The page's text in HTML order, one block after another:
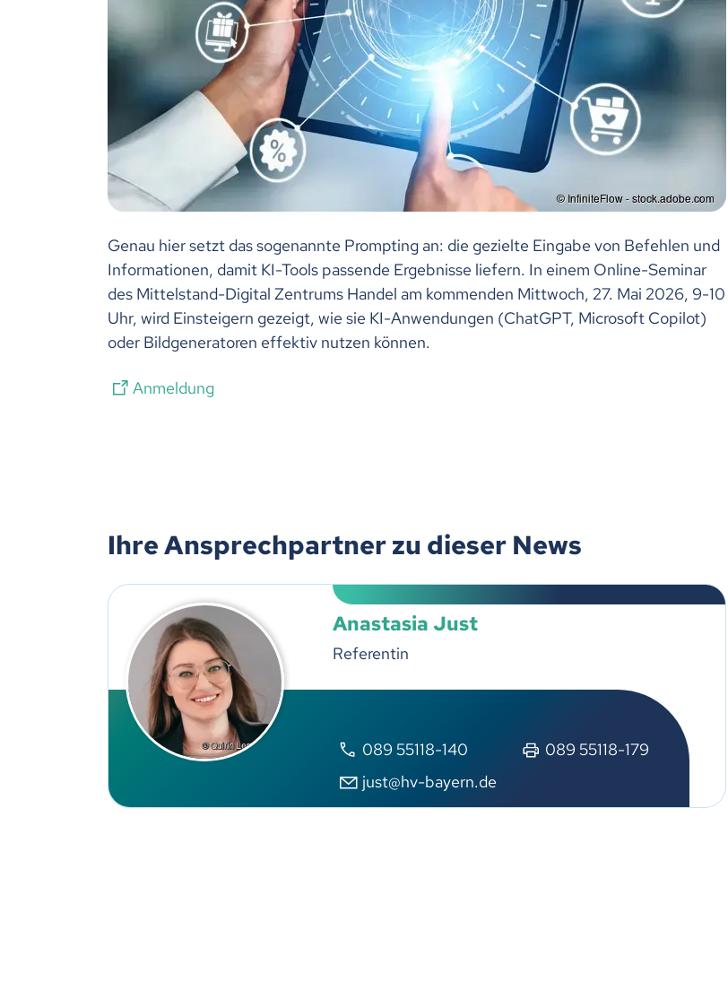
Genau hier setzt das sogenannte Prompting an: die gezielte Eingabe von Befehlen und
Informationen, damit KI-Tools passende Ergebnisse liefern. In einem Online-Seminar
des Mittelstand-Digital Zentrums Handel am kommenden Mittwoch, 27. Mai 2026, 9-10
Uhr, wird Einsteigern gezeigt, wie sie KI-Anwendungen (ChatGPT, Microsoft Copilot)
oder Bildgeneratoren effektiv nutzen können.
Anmeldung
Ihre Ansprechpartner zu dieser News
Anastasia Just
Referentin
089 55118-140
089 55118-179
just@hv-bayern.de